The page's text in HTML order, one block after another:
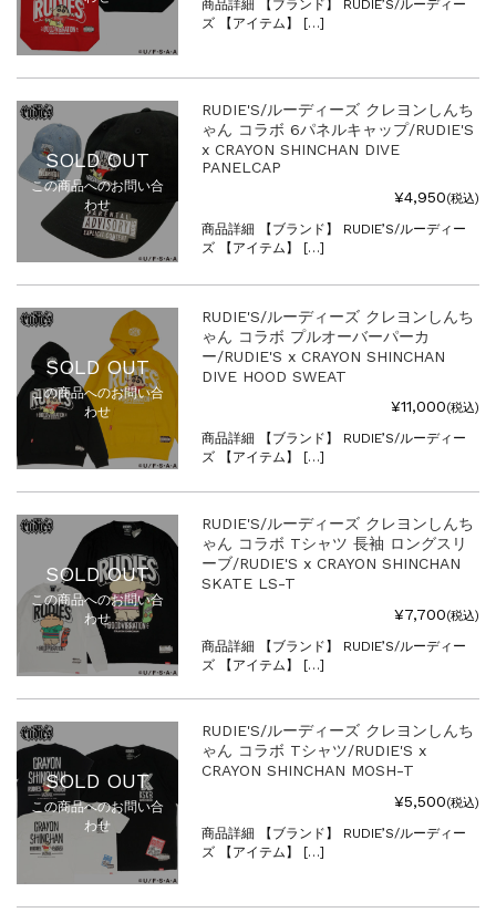
商品詳細 【ブランド】 RUDIE’S/ルーディー
ズ 【アイテム】 […]
SOLD OUT
この商品へのお問い合
わせ
RUDIE'S/ルーディーズ クレヨンしんち
ゃん コラボ 6パネルキャップ/RUDIE'S
x CRAYON SHINCHAN DIVE
PANELCAP
¥4,950(税込)
商品詳細 【ブランド】 RUDIE’S/ルーディー
ズ 【アイテム】 […]
SOLD OUT
この商品へのお問い合
わせ
RUDIE'S/ルーディーズ クレヨンしんち
ゃん コラボ プルオーバーパーカ
ー/RUDIE'S x CRAYON SHINCHAN
DIVE HOOD SWEAT
¥11,000(税込)
商品詳細 【ブランド】 RUDIE’S/ルーディー
ズ 【アイテム】 […]
SOLD OUT
この商品へのお問い合
わせ
RUDIE'S/ルーディーズ クレヨンしんち
ゃん コラボ Tシャツ 長袖 ロングスリ
ーブ/RUDIE'S x CRAYON SHINCHAN
SKATE LS-T
¥7,700(税込)
商品詳細 【ブランド】 RUDIE’S/ルーディー
ズ 【アイテム】 […]
SOLD OUT
この商品へのお問い合
わせ
RUDIE'S/ルーディーズ クレヨンしんち
ゃん コラボ Tシャツ/RUDIE'S x
CRAYON SHINCHAN MOSH-T
¥5,500(税込)
商品詳細 【ブランド】 RUDIE’S/ルーディー
ズ 【アイテム】 […]